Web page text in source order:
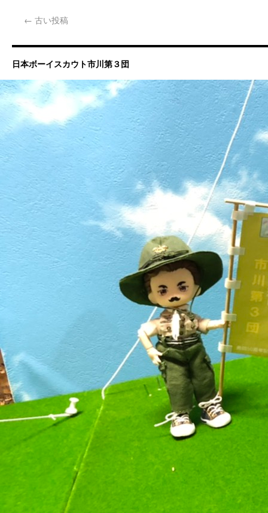
← 古い投稿
日本ボーイスカウト市川第３団